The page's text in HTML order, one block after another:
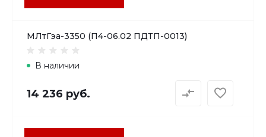
МЛтГэа-3350 (П4-06.02 ПДТП-0013)
В наличии
14 236 руб.